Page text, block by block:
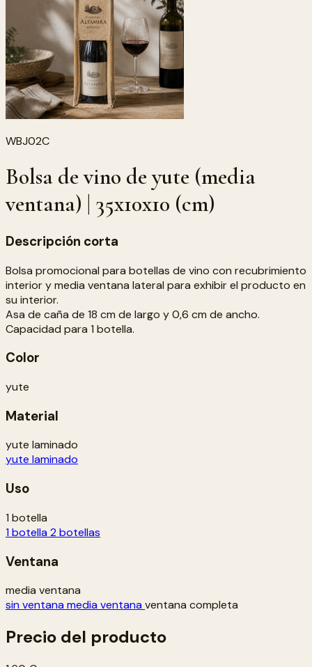
WBJ02C
Bolsa de vino de yute (media
ventana) | 35x10x10 (cm)
Descripción corta
Bolsa promocional para botellas de vino con recubrimiento
interior y media ventana lateral para exhibir el producto en
su interior.
Asa de caña de 18 cm de largo y 0,6 cm de ancho.
Capacidad para 1 botella.
Color
yute
Material
yute laminado
yute laminado
Uso
1 botella
1 botella 2 botellas
Ventana
media ventana
sin ventana media ventana ventana completa
Precio del producto